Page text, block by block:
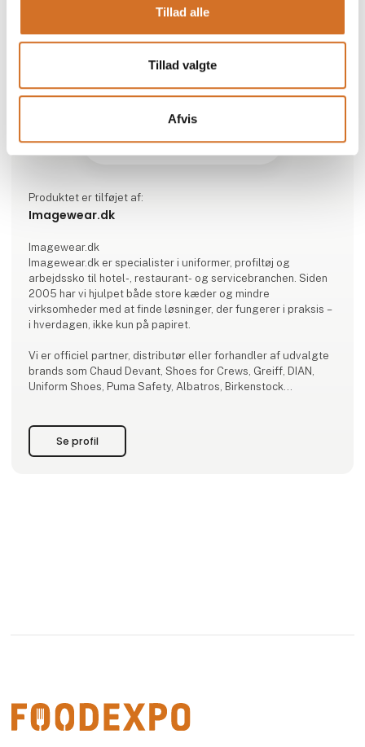
Tillad alle
Tillad valgte
Afvis
Produktet er tilføjet af:
Imagewear.dk
Imagewear.dk
Imagewear.dk er specialister i uniformer, profiltøj og
arbejdssko til hotel-, restaurant- og servicebranchen. Siden
2005 har vi hjulpet både store kæder og mindre
virksomheder med at finde løsninger, der fungerer i praksis –
i hverdagen, ikke kun på papiret.
Vi er officiel partner, distributør eller forhandler af udvalgte
brands som Chaud Devant, Shoes for Crews, Greiff, DIAN,
Uniform Shoes, Puma Safety, Albatros, Birkenstock
Hos Imagewear lægger vi vægt på personlig rådgivning,
funktionalitet og kvalitet – og på at uniformer og arbejdssko
Se profil